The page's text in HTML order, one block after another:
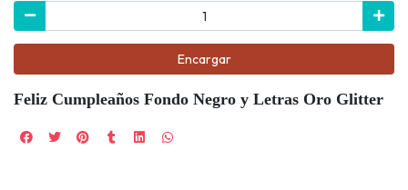
Encargar
Feliz Cumpleaños Fondo Negro y Letras Oro Glitter